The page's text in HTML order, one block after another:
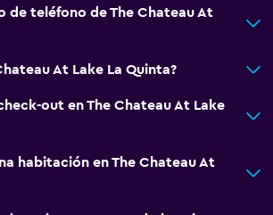
de teléfono de The Chateau At
At Lake La Quinta?
out en The Chateau At Lake
habitación en The Chateau At